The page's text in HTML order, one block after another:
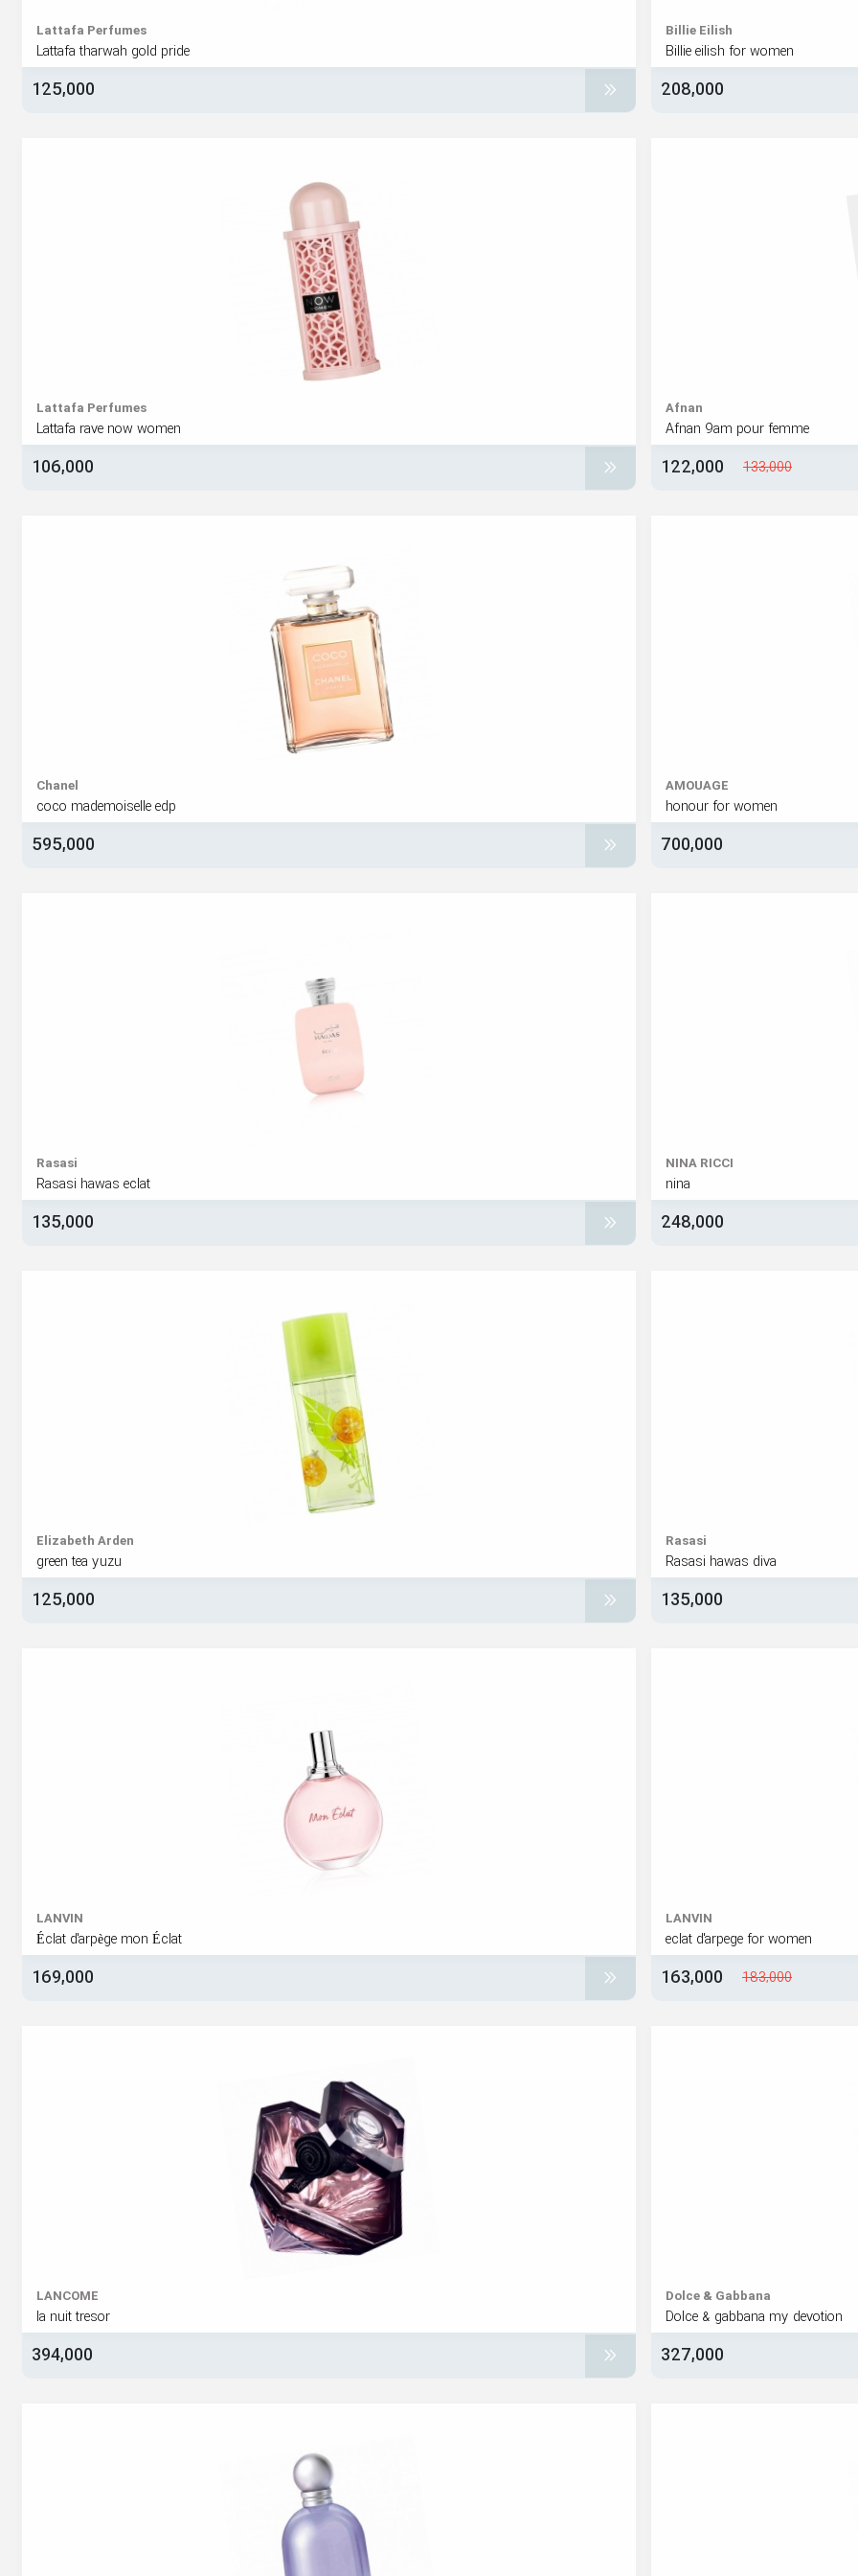
Billie Eilish
Billie eilish for women
208,000
Lattafa Perfumes
Lattafa tharwah gold pride
125,000
Afnan
Afnan 9am pour femme
133,000
122,000
Lattafa Perfumes
Lattafa rave now women
106,000
AMOUAGE
honour for women
700,000
Chanel
coco mademoiselle edp
595,000
NINA RICCI
nina
248,000
Rasasi
Rasasi hawas eclat
135,000
Rasasi
Rasasi hawas diva
135,000
Elizabeth Arden
green tea yuzu
125,000
LANVIN
eclat d'arpege for women
183,000
163,000
LANVIN
Éclat d'arpège mon Éclat
169,000
Dolce & Gabbana
Dolce & gabbana my devotion
327,000
LANCOME
la nuit tresor
394,000